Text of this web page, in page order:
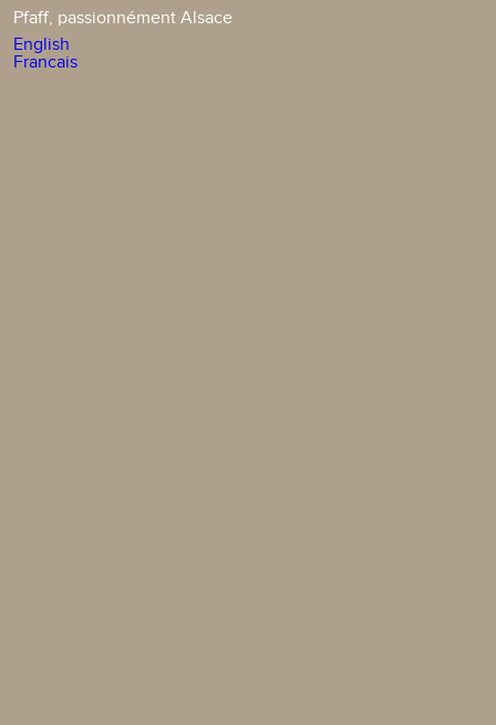
Pfaff, passionnément Alsace
English
Francais